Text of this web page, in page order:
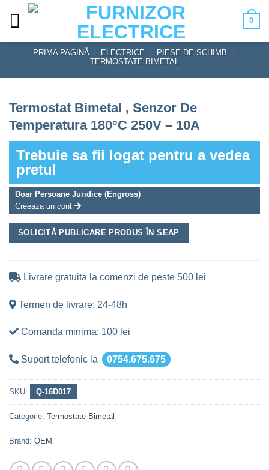
0
PRIMA PAGINĂ ELECTRICE PIESE DE SCHIMB
TERMOSTATE BIMETAL
Termostat Bimetal , Senzor De
Temperatura 180°C 250V – 10A
Trebuie sa fii logat pentru a vedea
pretul
Doar Persoane Juridice (Engross)
Creeaza un cont
SOLICITĂ PUBLICARE PRODUS ÎN SEAP
Livrare gratuita la comenzi de peste 500 lei
Termen de livrare: 24-48h
Comanda minima: 100 lei
Suport telefonic la 0754.675.675
SKU: Q-16D017
Categorie: Termostate Bimetal
Brand: OEM